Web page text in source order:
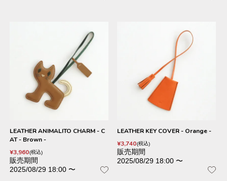
LEATHER ANIMALITO CHARM - C
AT - Brown -
¥3,960 税込
販売期間
2025/08/29 18:00 〜
LEATHER KEY COVER - Orange -
¥3,740 税込
販売期間
2025/08/29 18:00 〜